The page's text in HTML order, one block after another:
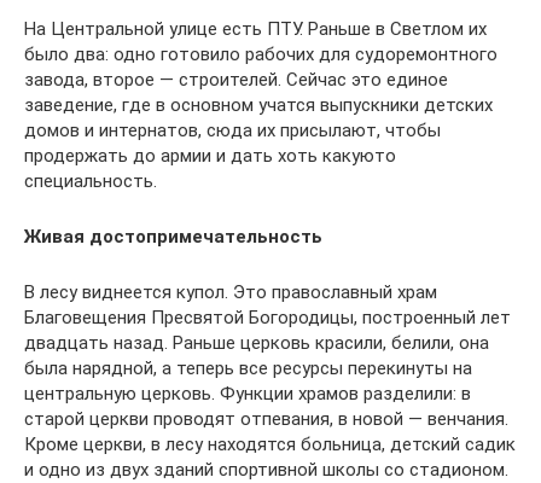
На Центральной улице есть ПТУ. Раньше в Светлом их
было два: одно готовило рабочих для судоремонтного
завода, второе — строителей. Сейчас это единое
заведение, где в основном учатся выпускники детских
домов и интернатов, сюда их присылают, чтобы
продержать до армии и дать хоть какуюто
специальность.
Живая достопримечательность
В лесу виднеется купол. Это православный храм
Благовещения Пресвятой Богородицы, построенный лет
двадцать назад. Раньше церковь красили, белили, она
была нарядной, а теперь все ресурсы перекинуты на
центральную церковь. Функции храмов разделили: в
старой церкви проводят отпевания, в новой — венчания.
Кроме церкви, в лесу находятся больница, детский садик
и одно из двух зданий спортивной школы со стадионом.